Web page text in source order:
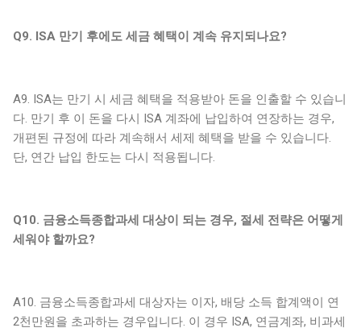
Q9. ISA 만기 후에도 세금 혜택이 계속 유지되나요?
A9. ISA는 만기 시 세금 혜택을 적용받아 돈을 인출할 수 있습니
다. 만기 후 이 돈을 다시 ISA 계좌에 납입하여 연장하는 경우,
개편된 규정에 따라 계속해서 세제 혜택을 받을 수 있습니다.
단, 연간 납입 한도는 다시 적용됩니다.
Q10. 금융소득종합과세 대상이 되는 경우, 절세 전략은 어떻게
세워야 할까요?
A10. 금융소득종합과세 대상자는 이자, 배당 소득 합계액이 연
2천만원을 초과하는 경우입니다. 이 경우 ISA, 연금계좌, 비과세